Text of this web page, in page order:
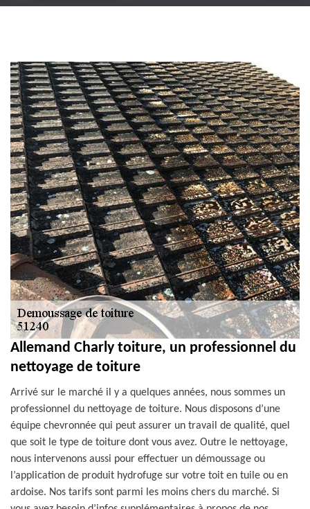
et PVC 51
Allemand Charly toiture, un professionnel du
nettoyage de toiture
Arrivé sur le marché il y a quelques années, nous sommes un
professionnel du nettoyage de toiture. Nous disposons d’une
équipe chevronnée qui peut assurer un travail de qualité, quel
que soit le type de toiture dont vous avez. Outre le nettoyage,
nous intervenons aussi pour effectuer un démoussage ou
l’application de produit hydrofuge sur votre toit en tuile ou en
ardoise. Nos tarifs sont parmi les moins chers du marché. Si